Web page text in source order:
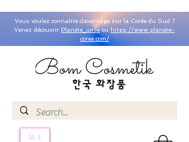
ME
Vous voulez connaître davantage sur la Corée du Sud ?
Venez découvrir Planète_coreeouhttps://www.planete-
coree.com/